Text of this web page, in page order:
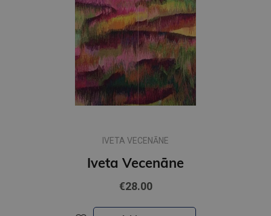
IVETA VECENĀNE
Iveta Vecenāne
€28.00